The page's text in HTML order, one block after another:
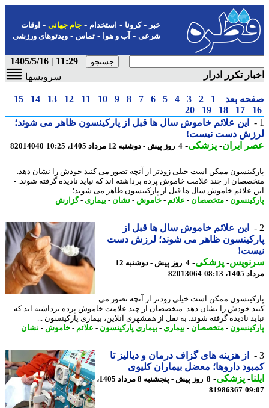
-کرونا-استخدام- جام جهانی-اوقات
شرعی-آب و هوا-تماس-ویدئوهای ورزشی
11:29 | 1405/5/16
تکرر ادرار
سرویسها
بعد 1
2
3
4
5
6
7
8
9
10
11
12
13
14
15
17
18
19
20
این علائم خاموش سال ها قبل از پارکینسون ظاهر می شوند؛
دست نیست!
ایران- پزشکی-4 روز پیش - دوشنبه 12 مرداد 1405، 10:25 82014040
ممکن است خیلی زودتر از آنچه تصور می کنید خودش را نشان دهد.
از چند علامت خاموش پرده برداشته اند که نباید نادیده گرفته شوند. -
علائم خاموش سال ها قبل از پارکینسون ظاهر می شوند؛
-متخصصان-علائم-خاموش-نشان-بیماری- گزارش
این علائم خاموش سال ها قبل از
ظاهر می شوند؛ لرزش دست
-پزشکی-
4 روز پیش - دوشنبه 12
08:13
82013064
ممکن است خیلی زودتر از آنچه تصور می
خودش را نشان دهد. متخصصان از چند علامت خاموش پرده برداشته اند که
نادیده گرفته شوند. به نقل از همشهری آنلاین، بیماری پارکینسون ...
-متخصصان-بیماری- بیماری پارکینسون-علائم-خاموش-نشان
از هزینه های گزاف درمان و دیالیز تا
داروها؛ معضل بیماران کلیوی
-پزشکی-
8 روز پیش - پنجشنبه 8 مرداد 1405،
81986367